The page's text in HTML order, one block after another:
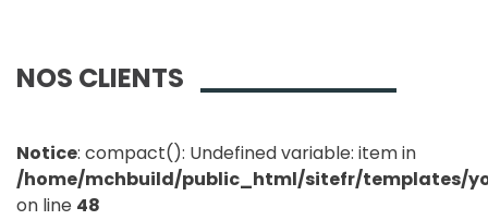
NOS CLIENTS
Notice: compact(): Undefined variable: item in
/home/mchbuild/public_html/sitefr/templates/
on line 48